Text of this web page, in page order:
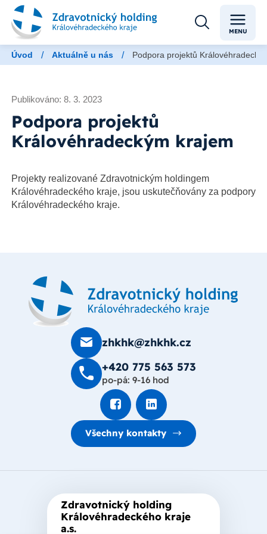
MENU
Úvod / Aktuálně u nás / Podpora projektů
Publikováno: 8. 3. 2023
Podpora projektů
Královéhradeckým krajem
Projekty realizované Zdravotnickým holdingem
Královéhradeckého kraje, jsou uskutečňovány za podpory
Královéhradeckého kraje.
zhkhk@zhkhk.cz
+420 775 563 573
po-pá: 9-16 hod
Všechny kontakty
Zdravotnický holding
Královéhradeckého kraje
a.s.